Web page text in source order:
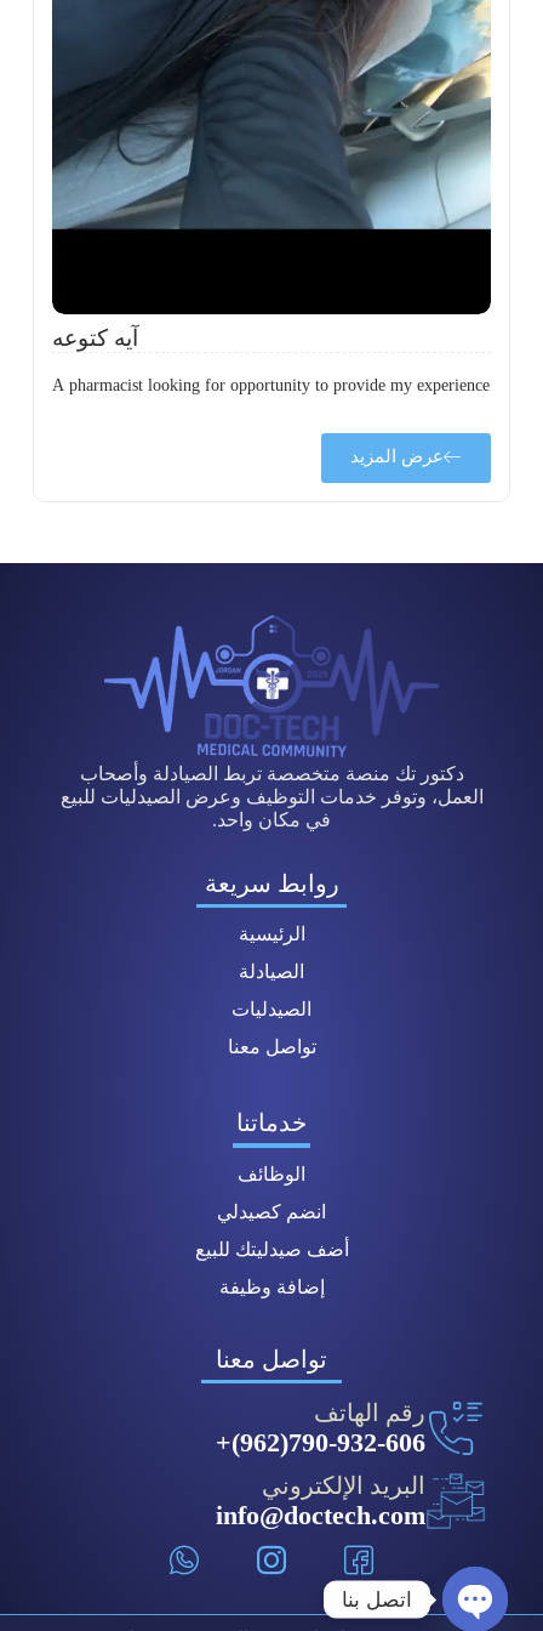
آيه كتوعه
A pharmacist looking for opportunity to provide my experience
عرض المزيد
دكتور تك منصة متخصصة تربط الصيادلة وأصحاب
العمل، وتوفر خدمات التوظيف وعرض الصيدليات للبيع
في مكان واحد.
روابط سريعة
الرئيسية
الصيادلة
الصيدليات
تواصل معنا
خدماتنا
الوظائف
انضم كصيدلي
أضف صيدليتك للبيع
إضافة وظيفة
تواصل معنا
رقم الهاتف
790-932-606(962)+
البريد الإلكتروني
info@doctech.com
اتصل بنا